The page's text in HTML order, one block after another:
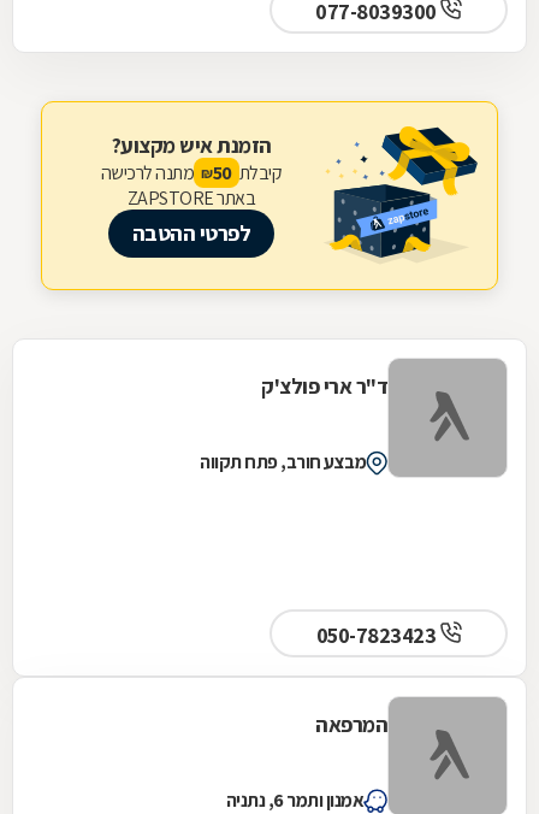
הזמנת איש מקצוע?
קיבלת 50
₪ מתנה לרכישה
באתר ZAPSTORE
לפרטי ההטבה
ד"ר ארי פולצ'ק
מבצע חורב, פתח תקווה
המרפאה
אמנון ותמר 6, נתניה